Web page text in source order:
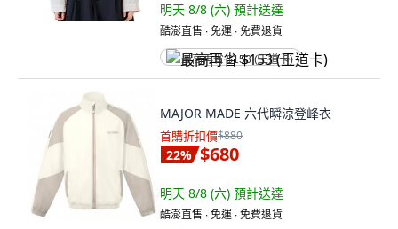
明天 8/8 (六) 預計送達
酷澎直售 ∙ 免運 ∙ 免費退貨
最高再省 $153 (王道卡)
MAJOR MADE 六代瞬涼登峰衣
首購折扣價$880
22% $680
明天 8/8 (六) 預計送達
酷澎直售 ∙ 免運 ∙ 免費退貨